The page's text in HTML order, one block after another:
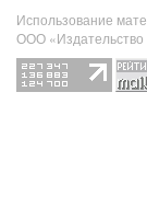
Использование
ООО «Издательство